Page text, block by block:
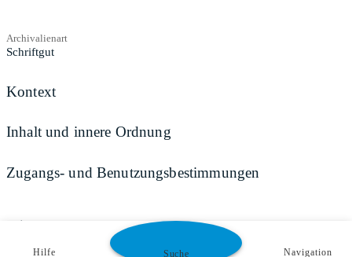
Archivalienart
Schriftgut
Kontext
Inhalt und innere Ordnung
Zugangs- und Benutzungsbestimmungen
Teilen
Hilfe Suche Navigation